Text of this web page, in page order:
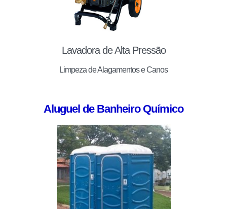
Lavadora de Alta Pressão
Limpeza de Alagamentos e Canos
Aluguel de Banheiro Químico